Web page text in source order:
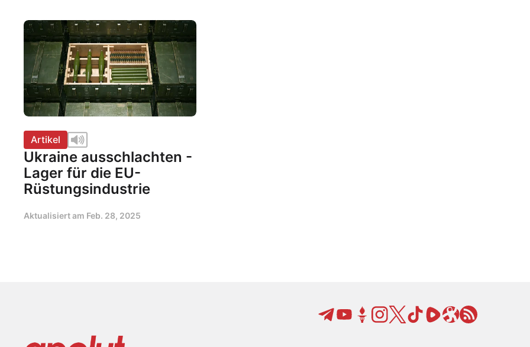
Artikel
Ukraine ausschlachten -
Lager für die EU-
Rüstungsindustrie
Aktualisiert am Feb. 28, 2025